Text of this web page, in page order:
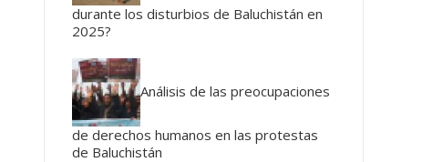
durante los disturbios de Baluchistán en
2025?
Análisis de las preocupaciones
de derechos humanos en las protestas
de Baluchistán